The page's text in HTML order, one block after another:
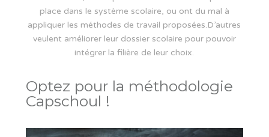
place dans le système scolaire, ou ont du mal à
appliquer les méthodes de travail proposées.D’autres
veulent améliorer leur dossier scolaire pour pouvoir
intégrer la filière de leur choix.
Optez pour la méthodologie
Capschoul !